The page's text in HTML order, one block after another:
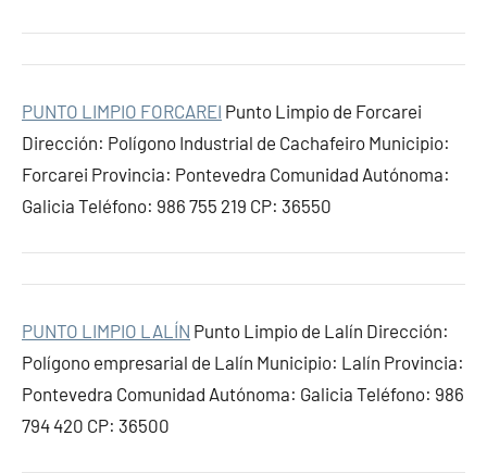
PUNTO LIMPIO FORCAREI Punto Limpio de Forcarei
Dirección: Polígono Industrial de Cachafeiro Municipio:
Forcarei Provincia: Pontevedra Comunidad Autónoma:
Galicia Teléfono: 986 755 219 CP: 36550
PUNTO LIMPIO LALÍN Punto Limpio de Lalín Dirección:
Polígono empresarial de Lalín Municipio: Lalín Provincia:
Pontevedra Comunidad Autónoma: Galicia Teléfono: 986
794 420 CP: 36500